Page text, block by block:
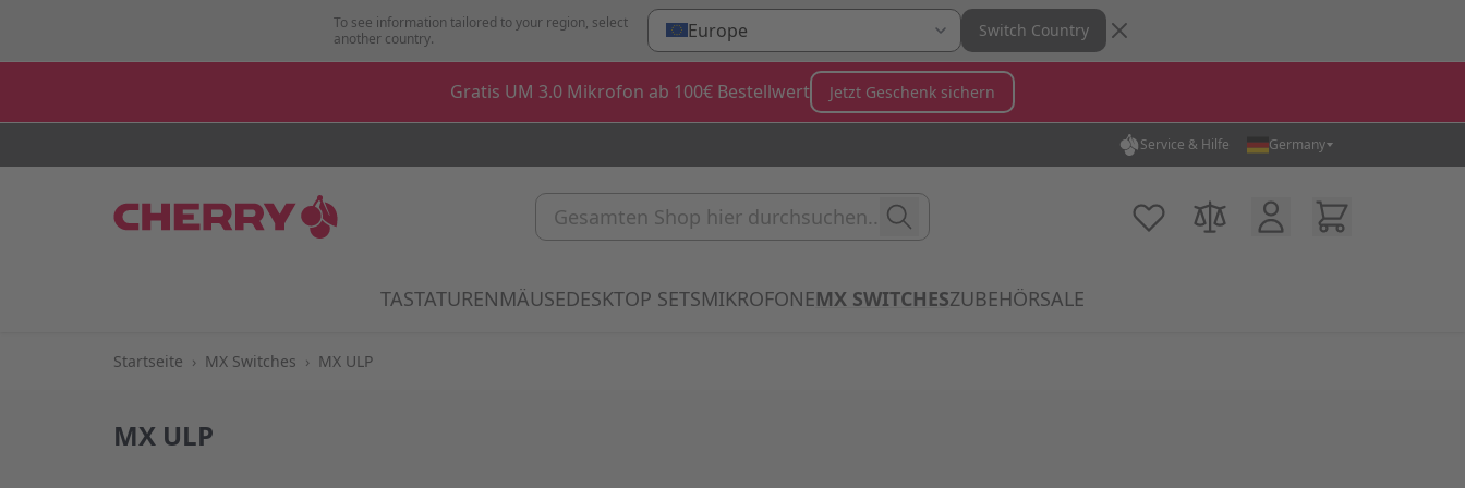
To see information tailored to your region, select
another country.
Europe Switch Country
Gratis UM 3.0 Mikrofon ab 100€ Bestellwert Jetzt Geschenk sichern
Service & Hilfe Germany
TASTATURENShow submenu for Tastaturen category
MÄUSEShow submenu for Mäuse category
DESKTOP SETSShow submenu for Desktop Sets category
MIKROFONEShow submenu for Mikrofone category
MX SWITCHESShow submenu for MX Switches category
ZUBEHÖRShow submenu for Zubehör category
SALE
KundenkontoWarenkorb
Gesamten Shop hier durchsuchen...
Startseite › MX Switches › MX ULP
MX ULP